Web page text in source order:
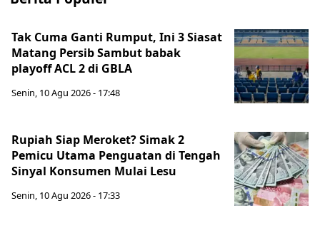
Tak Cuma Ganti Rumput, Ini 3 Siasat
Matang Persib Sambut babak
playoff ACL 2 di GBLA
Senin, 10 Agu 2026 - 17:48
Rupiah Siap Meroket? Simak 2
Pemicu Utama Penguatan di Tengah
Sinyal Konsumen Mulai Lesu
Senin, 10 Agu 2026 - 17:33